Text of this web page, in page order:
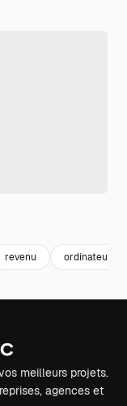
revenu ordinateur
meilleurs projets.
agences et